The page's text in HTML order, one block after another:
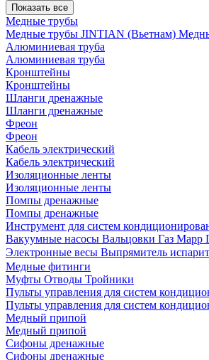
Показать все
Медные трубы
Медные трубы JINTIAN (Вьетнам)
Алюминиевая труба
Алюминиевая труба
Кронштейны
Кронштейны
Шланги дренажные
Шланги дренажные
Фреон
Фреон
Кабель электрический
Кабель электрический
Изоляционные ленты
Изоляционные ленты
Помпы дренажные
Помпы дренажные
Инструмент для систем
Вакуумные насосы Вальцовки Газ Mapp
Электронные весы Выпрямитель
Медные фитинги
Муфты Отводы Тройники
Пульты управления для систем
Пульты управления для систем
Медный припой
Медный припой
Сифоны дренажные
Сифоны дренажные